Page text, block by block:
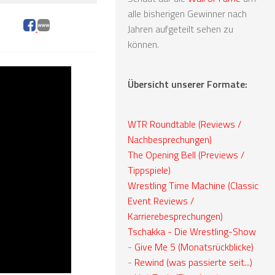
alle bisherigen Gewinner nach
Jahren aufgeteilt sehen zu
können.
Übersicht unserer Formate:
WTR Roundtable (Reviews /
Nachbesprechungen)
The Opening Bell (Previews /
Tippspiele)
Wrestling Time Machine (Classic
Event Reviews /
Karrierebesprechungen)
Tschakka - Die Wrestling-Show
- Give Me 5 (Monatsrückblicke)
- Rewind (was passierte seit...)